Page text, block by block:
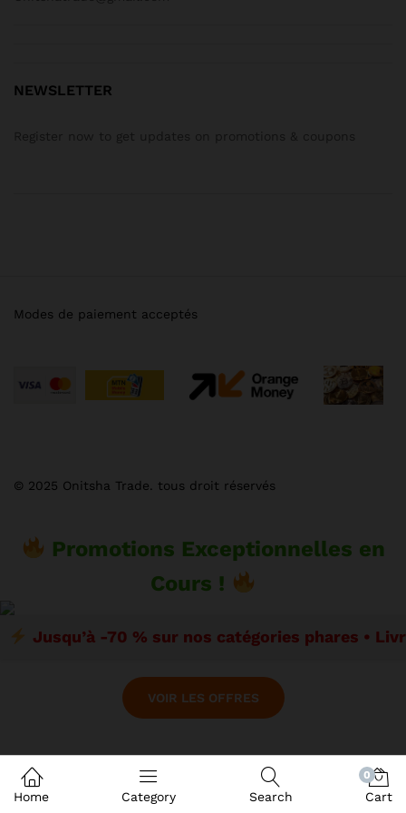
NEWSLETTER
© 2025 Onitsha Trade. tous droit réservés
Modes de paiement acceptés
Promotions Exceptionnelles en
Cours !
Jusqu’à -70 % sur nos catégories phares •
VOIR LES OFFRES
Home Category Search
0
Cart